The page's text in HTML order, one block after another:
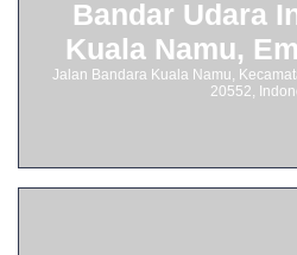
Bandar Udara
Kuala Namu,
Jalan Bandara Kuala Namu,
20552,